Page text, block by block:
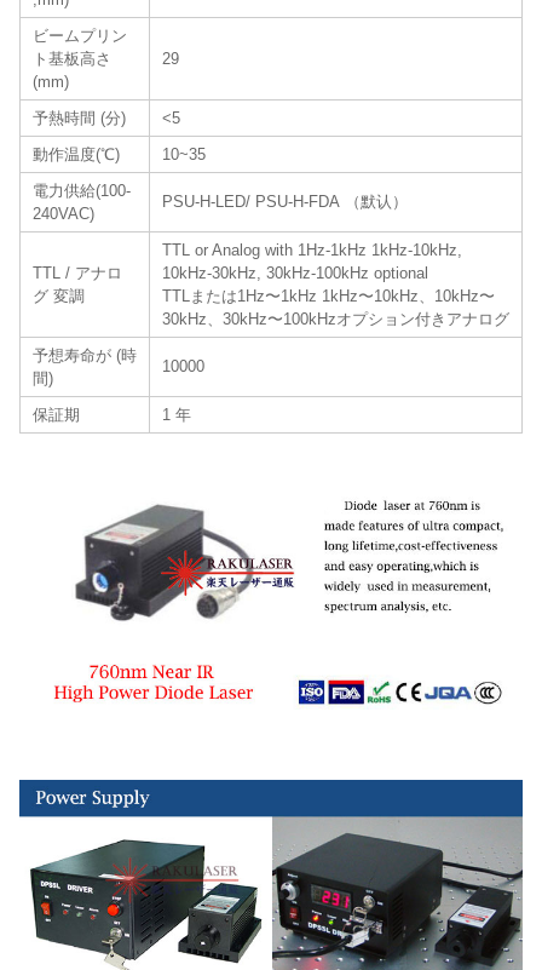
ビームプリン
ト基板高さ
(mm)
29
予熱時間 (分)
<5
動作温度(℃)
10~35
電力供給(100-
240VAC)
PSU-H-LED/ PSU-H-FDA （默认）
TTL / アナロ
グ 変調
TTL or Analog with 1Hz-1kHz 1kHz-10kHz,
10kHz-30kHz, 30kHz-100kHz optional
TTLまたは1Hz〜1kHz 1kHz〜10kHz、10kHz〜
30kHz、30kHz〜100kHzオプション付きアナログ
予想寿命が (時
間)
10000
保証期 1 年